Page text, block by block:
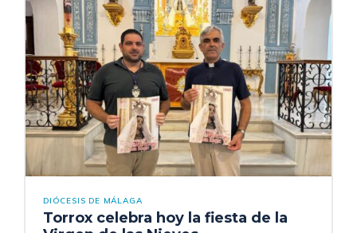
DIÓCESIS DE MÁLAGA
Torrox celebra hoy la fiesta de la